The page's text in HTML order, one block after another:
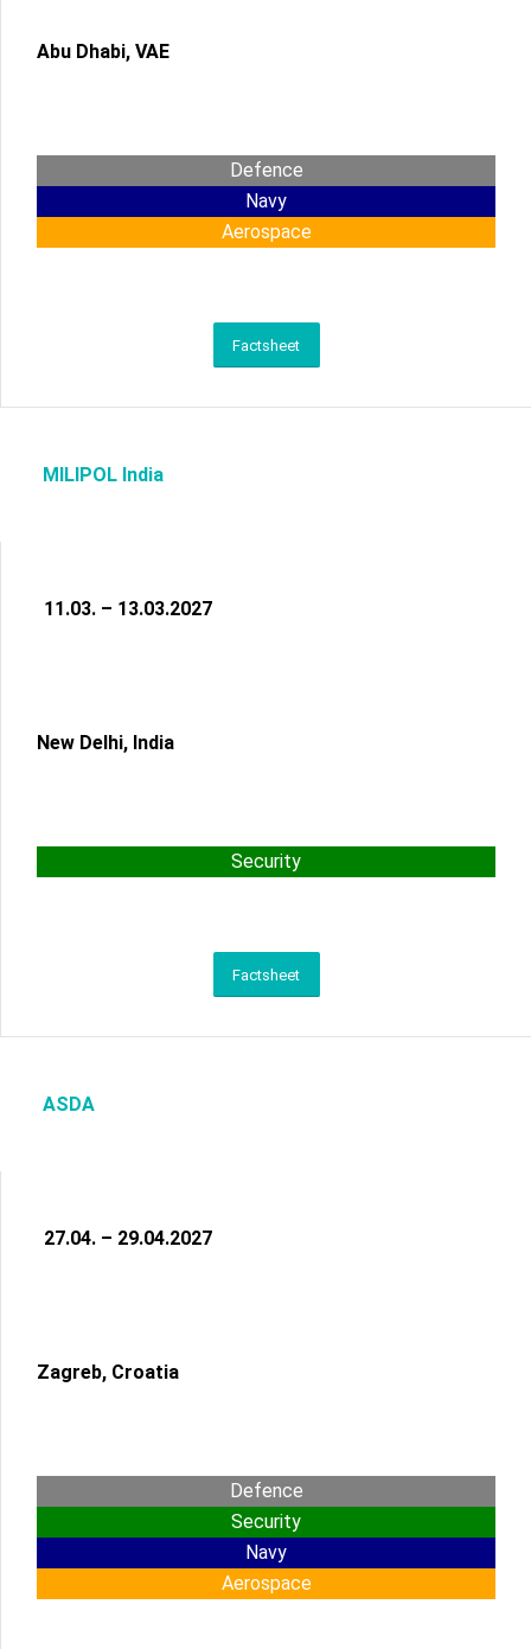
Abu Dhabi, VAE
Defence
Navy
Aerospace
Factsheet
MILIPOL India
11.03. – 13.03.2027
New Delhi, India
Security
Factsheet
ASDA
27.04. – 29.04.2027
Zagreb, Croatia
Defence
Security
Navy
Aerospace